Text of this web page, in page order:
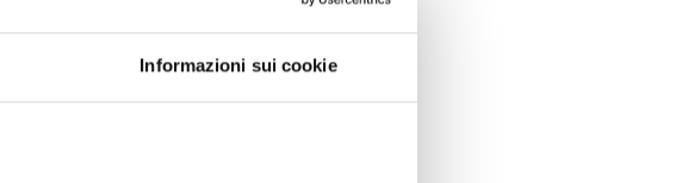
Informazioni sui cookie
2026